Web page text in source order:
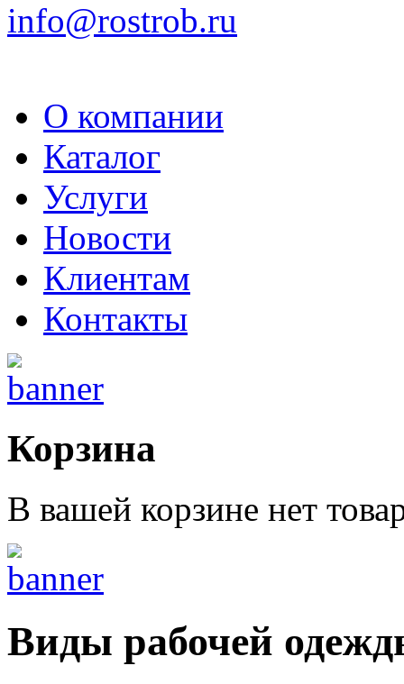
info@rostrob.ru
О компании
Каталог
Услуги
Новости
Клиентам
Контакты
Корзина
В вашей корзине нет
Виды рабочей